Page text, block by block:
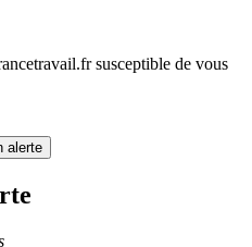
susceptible de vous
alerte